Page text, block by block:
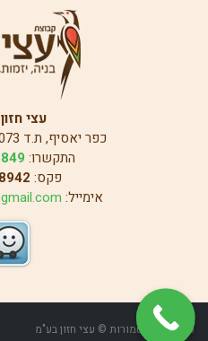
עצי
כפר יאסיף, ת.ד 1073 , מיקוד: 24908
התקשרו:
פקס:
אימייל:
כל הזכויות שמורות © עצי חזון בע"מ